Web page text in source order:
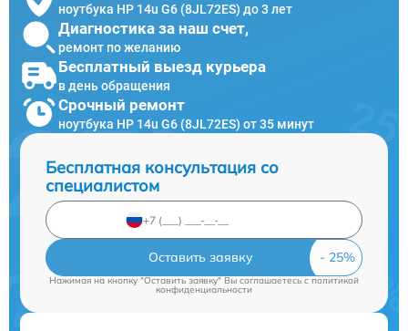
ноутбука HP 14u G6 (8JL72ES) до 3 лет
Диагностика за наш счет,
ремонт по желанию
Бесплатный выезд курьера
в день обращения
Срочный ремонт
ноутбука HP 14u G6 (8JL72ES) от 35 минут
Бесплатная консультация со
специалистом
Оставить заявку
Нажимая на кнопку "Оставить заявку" Вы соглашаетесь cполитикой
конфиденциальности